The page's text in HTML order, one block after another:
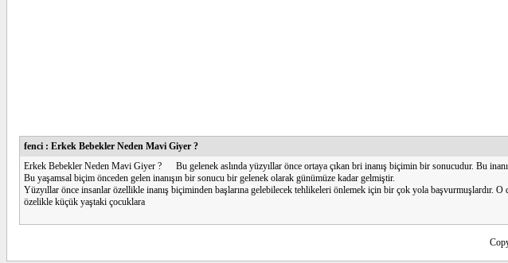
fenci : Erkek Bebekler Neden Mavi Giyer ?
Erkek Bebekler Neden Mavi Giyer ? Bu gelenek aslında yüzyıllar önce ortaya çıkan bri inanış biçimin bir sonucudur. Bu
Bu yaşamsal biçim önceden gelen inanışın bir sonucu bir gelenek olarak günümüze kadar gelmiştir.
Yüzyıllar önce insanlar özellikle inanış biçiminden başlarına gelebilecek tehlikeleri önlemek için bir çok yola başvurmuşlardır. O
özelikle küçük yaştaki çocuklara